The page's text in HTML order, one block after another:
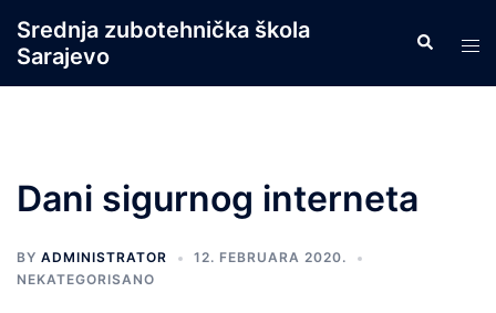
content
Srednja zubotehnička škola
Sarajevo
Search
Dani sigurnog interneta
BY ADMINISTRATOR
12. FEBRUARA 2020.
NEKATEGORISANO